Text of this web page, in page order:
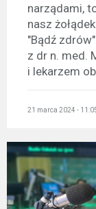
narządami,
nasz
"Bądź
z dr n. med.
i lekarzem
21 marca 2024 -